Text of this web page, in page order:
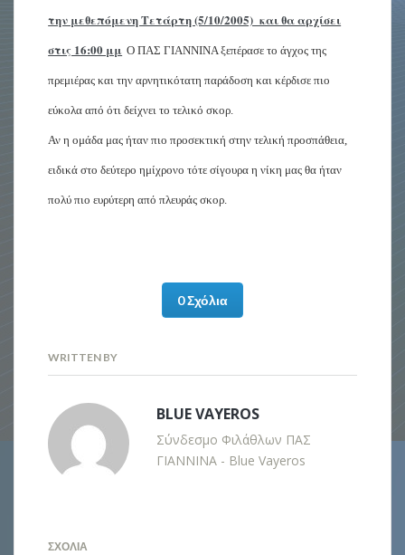
την μεθεπόμενη Τετάρτη (5/10/2005) και θα αρχίσει
στις 16:00 μμ Ο ΠΑΣ ΓΙΑΝΝΙΝΑ ξεπέρασε το άγχος της
πρεμιέρας και την αρνητικότατη παράδοση και κέρδισε πιο
εύκολα από ότι δείχνει το τελικό σκορ.
Αν η ομάδα μας ήταν πιο προσεκτική στην τελική προσπάθεια,
ειδικά στο δεύτερο ημίχρονο τότε σίγουρα η νίκη μας θα ήταν
πολύ πιο ευρύτερη από πλευράς σκορ.
0 Σχόλια
WRITTEN BY
BLUE VAYEROS
Σύνδεσμο Φιλάθλων ΠΑΣ
ΓΙΑΝΝΙΝΑ - Blue Vayeros
ΣΧΌΛΙΑ